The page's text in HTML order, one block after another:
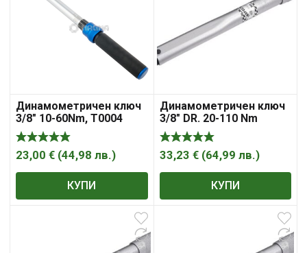
Динамометричен ключ
3/8″ 10-60Nm, T0004
23,00 € (44,98 лв.)
КУПИ
Динамометричен ключ
3/8″ DR. 20-110 Nm
33,23 € (64,99 лв.)
КУПИ